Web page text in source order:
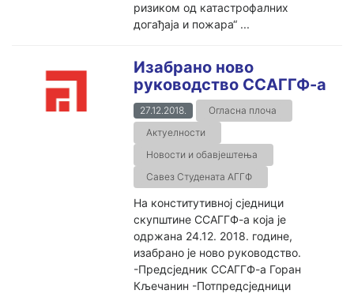
ризиком од катастрофалних
догађаја и пожара“ ...
Изабрано ново
руководство ССАГГФ-а
27.12.2018.
Огласна плоча
Актуелности
Новости и обавјештења
Савез Студената АГГФ
На конститутивној сједници
скупштине ССАГГФ-а која је
одржана 24.12. 2018. године,
изабрано је ново руководство.
-Предсједник ССАГГФ-а Горан
Кљечанин -Потпредсједници